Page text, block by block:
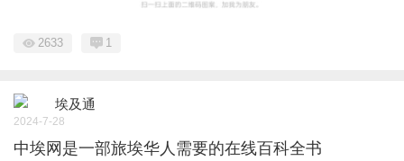
2633 1
埃及通
2024-7-28
中埃网是一部旅埃华人需要的在线百科全书